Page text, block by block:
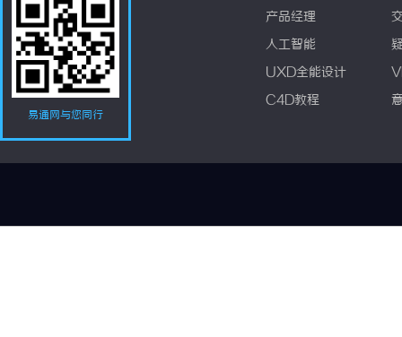
易通网与您同行
产品经理
人工智能
UXD全能设计
C4D教程